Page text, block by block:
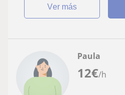
ver más
12€/h
Paula